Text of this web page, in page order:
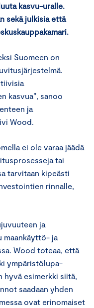
kasvu-uralle.
sekä julkisia että
Suomeen on
kasvua”, sanoo
ja
Wood.
ei ole varaa jäädä
tai
tarvitaan kipeästi
rinnalle,
ja
maankäyttö- ja
Wood toteaa, että
ympäristölupa-
esimerkki siitä,
saadaan yhden
ovat erinomaiset